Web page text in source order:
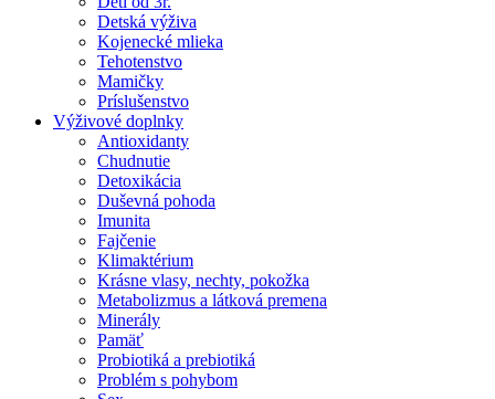
Detská výživa
Kojenecké mlieka
Tehotenstvo
Mamičky
Príslušenstvo
Výživové doplnky
Antioxidanty
Chudnutie
Detoxikácia
Duševná pohoda
Imunita
Fajčenie
Klimaktérium
Krásne vlasy, nechty, pokožka
Metabolizmus a látková premena
Minerály
Pamäť
Probiotiká a prebiotiká
Problém s pohybom